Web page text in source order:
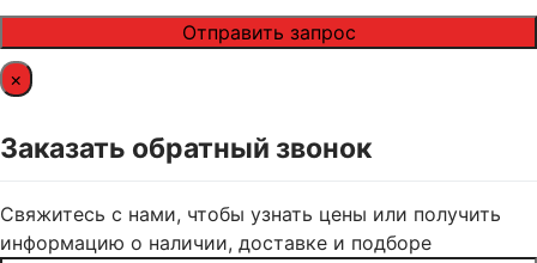
×
Заказать обратный звонок
Свяжитесь с нами, чтобы узнать цены или получить
информацию о наличии, доставке и подборе